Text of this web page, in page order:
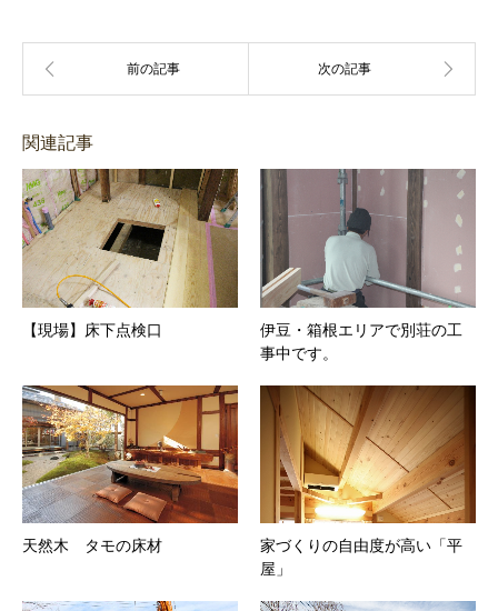
関連記事
【現場】床下点検口
伊豆・箱根エリアで別荘の工
事中です。
天然木 タモの床材
家づくりの自由度が高い「平
屋」